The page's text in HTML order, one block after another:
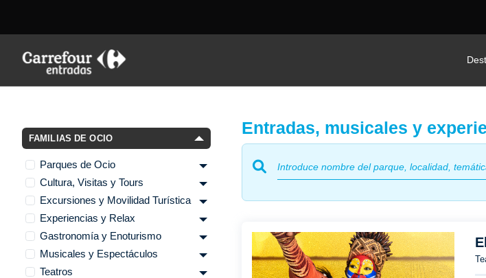
FAMILIAS DE OCIO
Parques de Ocio
Cultura, Visitas y Tours
Excursiones y Movilidad Turística
Experiencias y Relax
Gastronomía y Enoturismo
Musicales y Espectáculos
Teatros
Entradas, musicales y